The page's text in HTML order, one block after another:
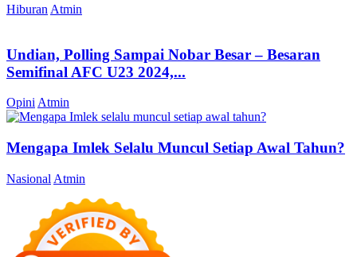
Hiburan Atmin
Undian, Polling Sampai Nobar Besar – Besaran
Semifinal AFC U23 2024,...
Opini Atmin
Mengapa Imlek Selalu Muncul Setiap Awal Tahun?
Nasional Atmin